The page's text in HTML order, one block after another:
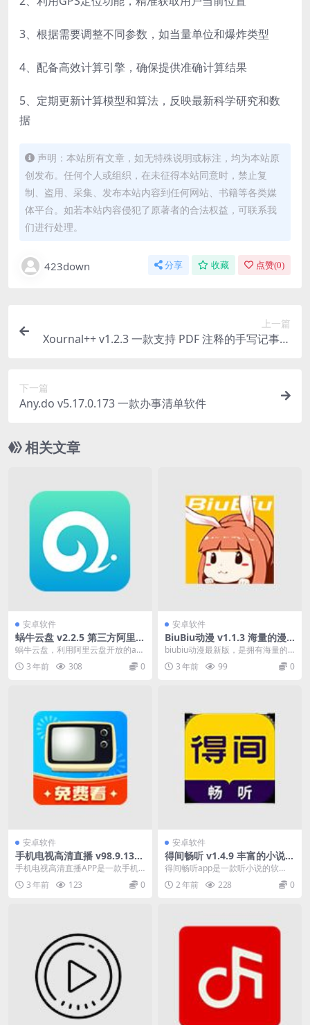
3、根据需要调整不同参数，如当量单位和爆炸类型
4、配备高效计算引擎，确保提供准确计算结果
5、定期更新计算模型和算法，反映最新科学研究和数
据
声明：本站所有文章，如无特殊说明或标注，均为本站原
创发布。任何个人或组织，在未征得本站同意时，禁止复
制、盗用、采集、发布本站内容到任何网站、书籍等各类媒
体平台。如若本站内容侵犯了原著者的合法权益，可联系我
们进行处理。
423down 分享 收藏 点赞(0)
上一篇
Xournal++ v1.2.3 一款支持 PDF 注释的手写记事软
下一篇
Any.do v5.17.0.173 一款办事清单软件
相关文章
安卓软件
蜗牛云盘 v2.2.5 第三方阿里云
盘TV、机车、手机自适应版
蜗牛云盘，利用阿里云盘开放的api
接口由第三方开发的阿里云盘TV版
本和车机版本；...
3 年前 308 0
安卓软件
BiuBiu动漫 v1.1.3 海量的漫
画资源软件，去更新去广告纯
净版
biubiu动漫最新版，是拥有海量的
漫画资源软件，其中的的资源都是
能实时更新的，...
3 年前 99 0
安卓软件
手机电视高清直播 v98.9.13
提供央视频道/卫视频道/地方
频道等海量频道
手机电视高清直播APP是一款手机
免费电视直播软件,这款免费看电视
的手机电视APP...
3 年前 123 0
安卓软件
得间畅听 v1.4.9 丰富的小说音
频资源，去广告解锁高级版
得间畅听app是一款听小说的软
件，里面偶丰富的小说音频资源可
以试听，软件每天也会...
2 年前 228 0